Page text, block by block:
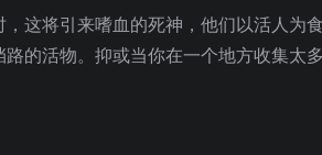
这将引来嗜血的死神，他们以活人为
的活物。抑或当你在一个地方收集太